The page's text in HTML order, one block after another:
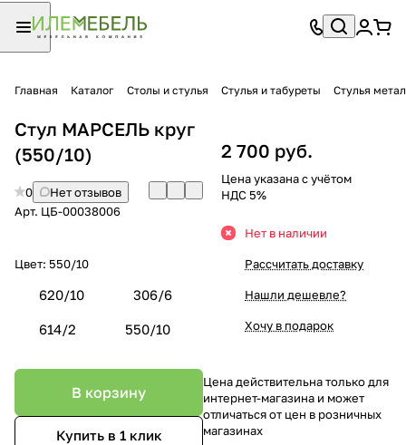
Главная Каталог Столы и стулья Стулья и табуреты Стулья
Стул МАРСЕЛЬ круг
(550/10)
0
Нет отзывов
Арт. ЦБ-00038006
Цвет: 550/10
620/10 306/6
614/2 550/10
В корзину
Купить в 1 клик
2 700 руб.
Цена указана с учётом
НДС 5%
Нет в наличии
Рассчитать доставку
Нашли дешевле?
Хочу в подарок
Цена действительна только для
интернет-магазина и может
отличаться от цен в розничных
магазинах